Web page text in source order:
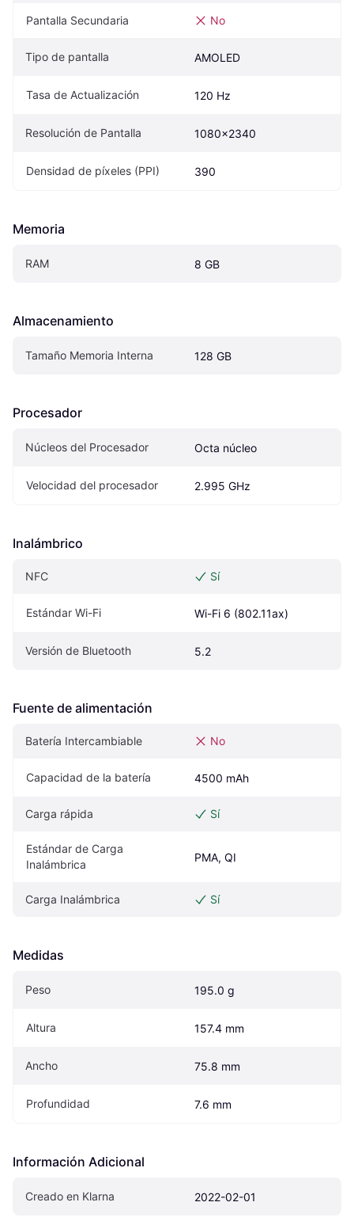
Pantalla Secundaria No
Tipo de pantalla AMOLED
Tasa de Actualización 120 Hz
Resolución de Pantalla 1080x2340
Densidad de píxeles (PPI) 390
Memoria
RAM 8 GB
Almacenamiento
Tamaño Memoria Interna 128 GB
Procesador
Núcleos del Procesador Octa núcleo
Velocidad del procesador 2.995 GHz
Inalámbrico
NFC Sí
Estándar Wi-Fi Wi-Fi 6 (802.11ax)
Versión de Bluetooth 5.2
Fuente de alimentación
Batería Intercambiable No
Capacidad de la batería 4500 mAh
Carga rápida Sí
Estándar de Carga
Inalámbrica
PMA, QI
Carga Inalámbrica Sí
Medidas
Peso 195.0 g
Altura 157.4 mm
Ancho 75.8 mm
Profundidad 7.6 mm
Información Adicional
Creado en Klarna 2022-02-01